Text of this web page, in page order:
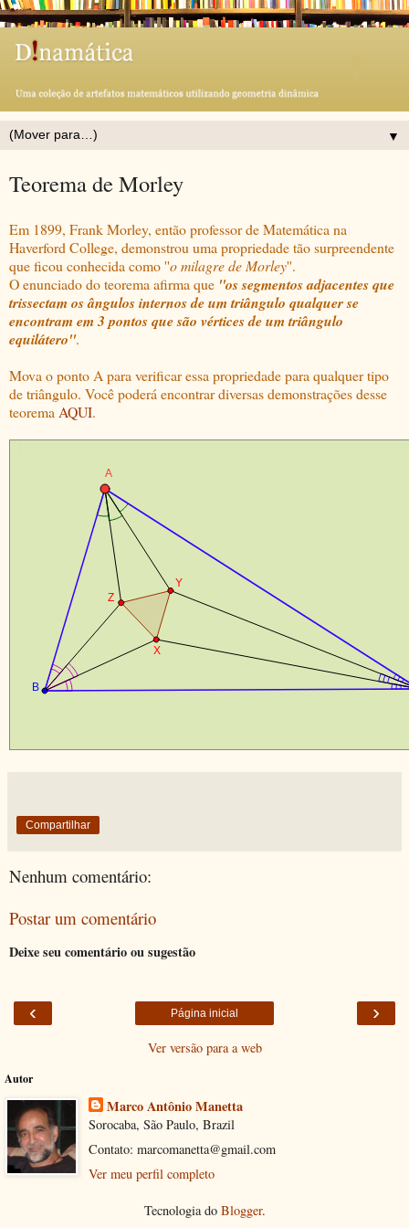
▼
Teorema de Morley
Em 1899, Frank Morley, então professor de Matemática na
Haverford College, demonstrou uma propriedade tão surpreendente
que ficou conhecida como ''o milagre de Morley''.
O enunciado do teorema afirma que ''os segmentos adjacentes que
trissectam os ângulos internos de um triângulo qualquer se
encontram em 3 pontos que são vértices de um triângulo
equilátero''.
Mova o ponto A para verificar essa propriedade para qualquer tipo
de triângulo. Você poderá encontrar diversas demonstrações desse
teorema AQUI.
Compartilhar
Nenhum comentário:
Postar um comentário
Deixe seu comentário ou sugestão
‹ ›
Página inicial
Ver versão para a web
Autor
Marco Antônio Manetta
Sorocaba, São Paulo, Brazil
Contato: marcomanetta@gmail.com
Ver meu perfil completo
Tecnologia do Blogger.